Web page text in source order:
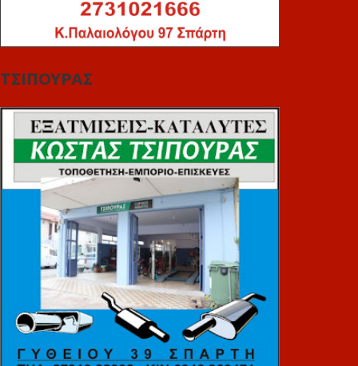
ΤΣΙΠΟΥΡΑΣ